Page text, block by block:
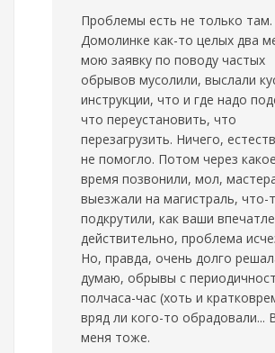
Проблемы есть не только
Домолинке как-то целых два
мою заявку по поводу частых
обрывов мусолили, выслали
инструкции, что и где надо
что переустановить, что
перезагрузить. Ничего,
не помогло. Потом через
время позвонили, мол,
выезжали на магистраль, что-
подкрутили, как ваши
действительно, проблема
Но, правда, очень долго
думаю, обрывы с
полчаса-час (хоть и
вряд ли кого-то обрадовали...
меня тоже.